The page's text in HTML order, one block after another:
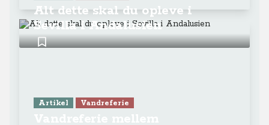
Alt dette skal du opleve i
Sevilla i Andalusien
Artikel Vandreferie